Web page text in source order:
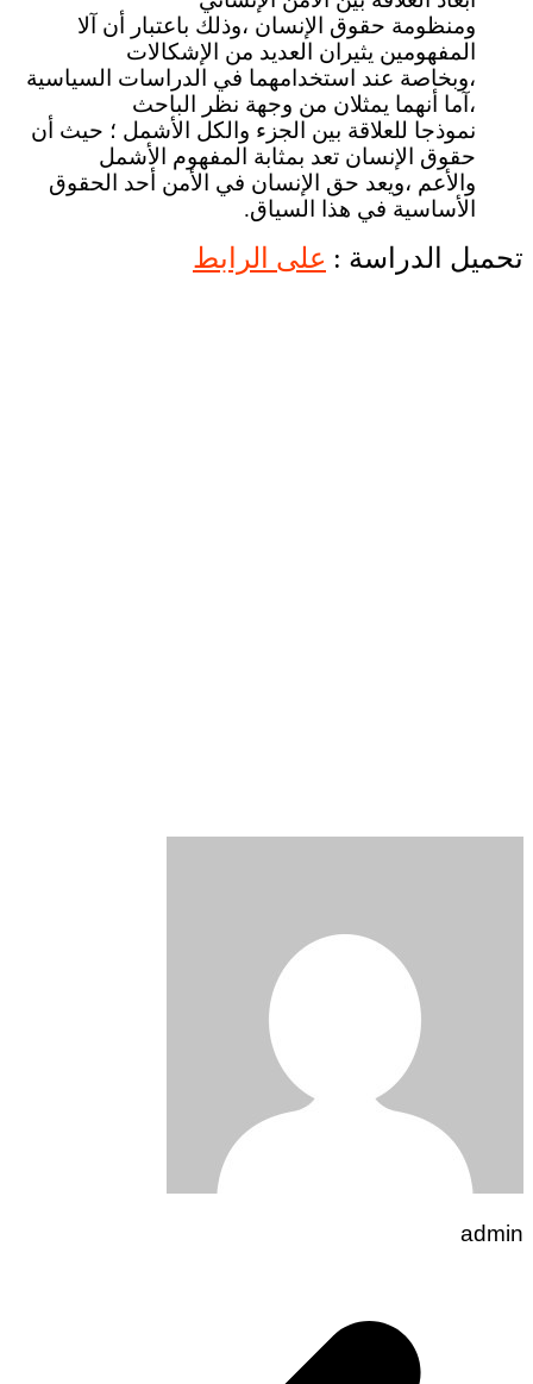
ومنظومة حقوق الإنسان ،وذلك باعتبار أن آلا
المفهومين يثيران العديد من الإشكالات
،وبخاصة عند استخدامهما في الدراسات السياسية
،آما أنهما يمثلان من وجهة نظر الباحث
نموذجا للعلاقة بين الجزء والكل الأشمل ؛ حيث أن
حقوق الإنسان تعد بمثابة المفهوم الأشمل
والأعم ،ويعد حق الإنسان في الأمن أحد الحقوق
الأساسية في هذا السياق.
تحميل الدراسة : على الرابط
admin